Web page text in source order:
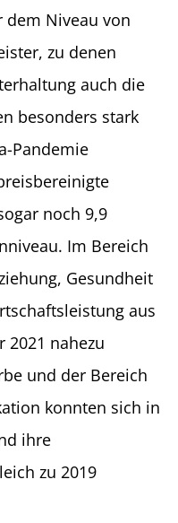
dem Niveau von
zu denen
auch die
besonders stark
Pandemie
noch 9,9
Im Bereich
Gesundheit
aus
2021 nahezu
und der Bereich
konnten sich in
ihre
zu 2019